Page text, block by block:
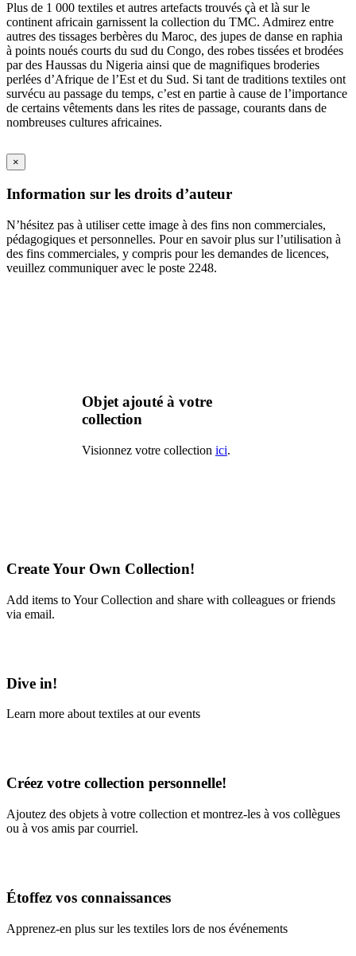
Plus de 1 000 textiles et autres artefacts trouvés çà et là sur le
continent africain garnissent la collection du TMC. Admirez entre
autres des tissages berbères du Maroc, des jupes de danse en raphia
à points noués courts du sud du Congo, des robes tissées et brodées
par des Haussas du Nigeria ainsi que de magnifiques broderies
perlées d’Afrique de l’Est et du Sud. Si tant de traditions textiles ont
survécu au passage du temps, c’est en partie à cause de l’importance
de certains vêtements dans les rites de passage, courants dans de
nombreuses cultures africaines.
×
Information sur les droits d’auteur
N’hésitez pas à utiliser cette image à des fins non commerciales,
pédagogiques et personnelles. Pour en savoir plus sur l’utilisation à
des fins commerciales, y compris pour les demandes de licences,
veuillez communiquer avec le poste 2248.
Objet ajouté à votre
collection
Visionnez votre collection ici.
Create Your Own Collection!
Add items to Your Collection and share with colleagues or friends
via email.
Dive in!
Learn more about textiles at our events
Créez votre collection personnelle!
Ajoutez des objets à votre collection et montrez-les à vos collègues
ou à vos amis par courriel.
Étoffez vos connaissances
Apprenez-en plus sur les textiles lors de nos événements